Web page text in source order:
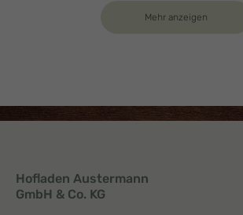
Mehr anzeigen
Hofladen Austermann
GmbH & Co. KG